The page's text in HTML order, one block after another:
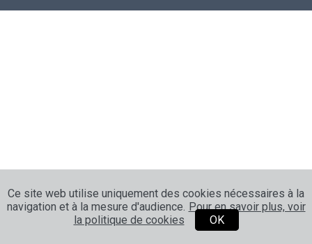
Ce site web utilise uniquement des cookies nécessaires à la
navigation et à la mesure d'audience. Pour en savoir plus, voir
la politique de cookies
OK